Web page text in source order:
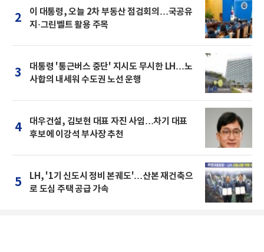
2
이 대통령, 오늘 2차 부동산 점검회의…국공유
지·그린벨트 활용 주목
3
대통령 '통근버스 중단' 지시도 무시한 LH…노
사합의 내세워 수도권 노선 운행
4
대우건설, 김보현 대표 자진 사임…차기 대표
후보에 이강석 부사장 추천
5
LH, '1기 신도시 정비 본궤도'…산본 재건축으
로 도심 주택 공급 가속